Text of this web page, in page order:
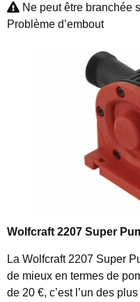
Ne peut être branchée
Problème d’embout
Wolfcraft 2207 Super
La Wolfcraft 2207 Super
de mieux en termes de
de 20 €, c’est l’un des